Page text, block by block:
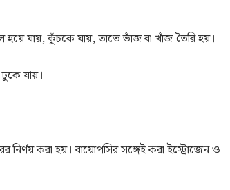
হয়ে যায়, কুঁচকে যায়, তাতে ভাঁজ বা খাঁজ তৈরি হয়।
যায়।
নির্ণয় করা হয়। বায়োপসির সঙ্গেই করা ইস্ট্রোজেন ও